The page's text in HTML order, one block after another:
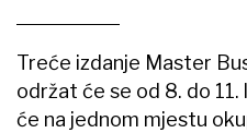
Treće izdanje Master
održat će se od 8. do
će na jednom mjestu